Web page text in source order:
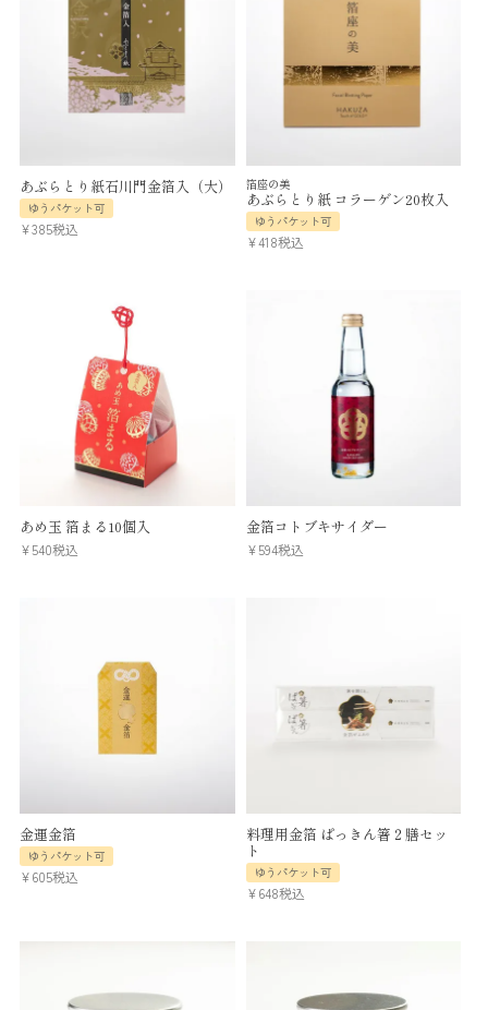
あぶらとり紙石川門金箔入（大）
ゆうパケット可
¥385税込
箔座の美
あぶらとり紙 コラーゲン20枚入
ゆうパケット可
¥418税込
あめ玉 箔まる10個入
¥540税込
金箔コトブキサイダー
¥594税込
金運金箔
ゆうパケット可
¥605税込
料理用金箔 ぱっきん箸２膳セッ
ト
ゆうパケット可
¥648税込